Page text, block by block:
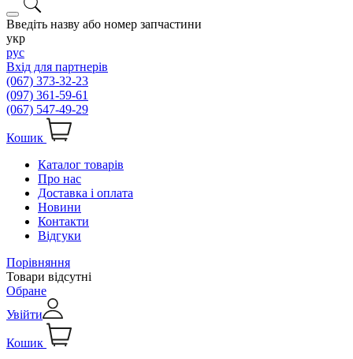
Введіть назву або номер запчастини
укр
рус
Вхід для партнерів
(067) 373-32-23
(097) 361-59-61
(067) 547-49-29
Кошик
Каталог товарів
Про нас
Доставка і оплата
Новини
Контакти
Відгуки
Порівняння
Товари відсутні
Обране
Увійти
Кошик